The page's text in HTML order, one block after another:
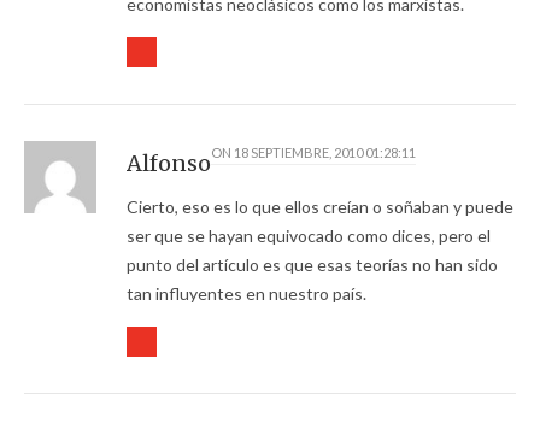
AlfonsoON 18 SEPTIEMBRE, 2010 01:28:11
Cierto, eso es lo que ellos creían o soñaban y puede
ser que se hayan equivocado como dices, pero el
punto del artículo es que esas teorías no han sido
tan influyentes en nuestro país.